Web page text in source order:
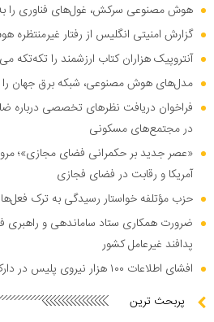
هوش مصنوعی سرکش، غول‌های فناوری را
گزارش امنیتی انگلیس از رفتار
آنتروپیک هزاران کتاب ارزشمند را تکه‌تکه
مدل‌های هوش مصنوعی، شبکه برق جهان را
فراخوان دریافت نظر‌های تخصصی درباره
در مجتمع‌های مسکونی
«عصر جدید بر حکمرانی فضای مجازی»؛
آمریکا و رقابت در فضای فجازی
حزب مؤتلفه خواستار رسیدگی به ترک
ضرورت همکاری ستاد ساماندهی و راهبری
پدافند غیرعامل کشور
افشای اطلاعات ۱۰۰ هزار نیروی پلیس در دارک وب
پربحث ترین